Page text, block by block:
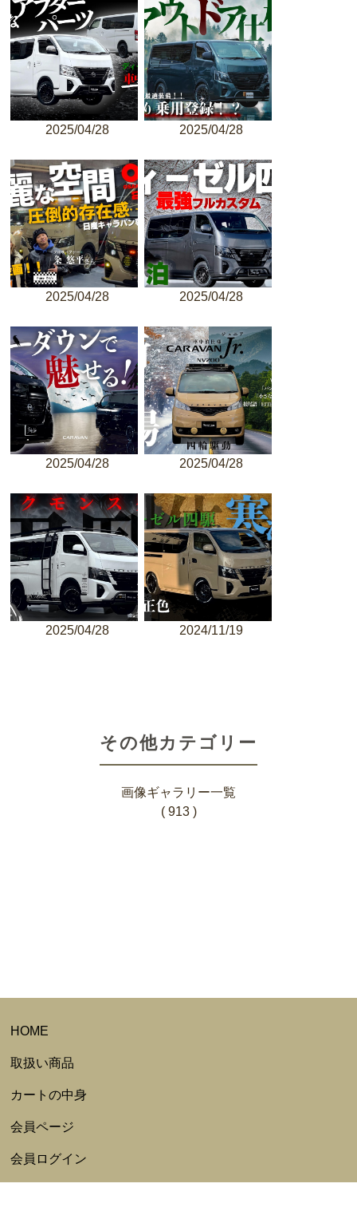
2025/04/28 2025/04/28
2025/04/28 2025/04/28
2025/04/28 2025/04/28
2025/04/28 2024/11/19
その他カテゴリー
画像ギャラリー一覧
( 913 )
HOME
取扱い商品
カートの中身
会員ページ
会員ログイン